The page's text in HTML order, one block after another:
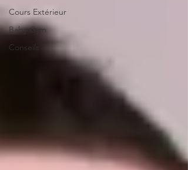
Cours Extérieur
Baby Gym
Conseils